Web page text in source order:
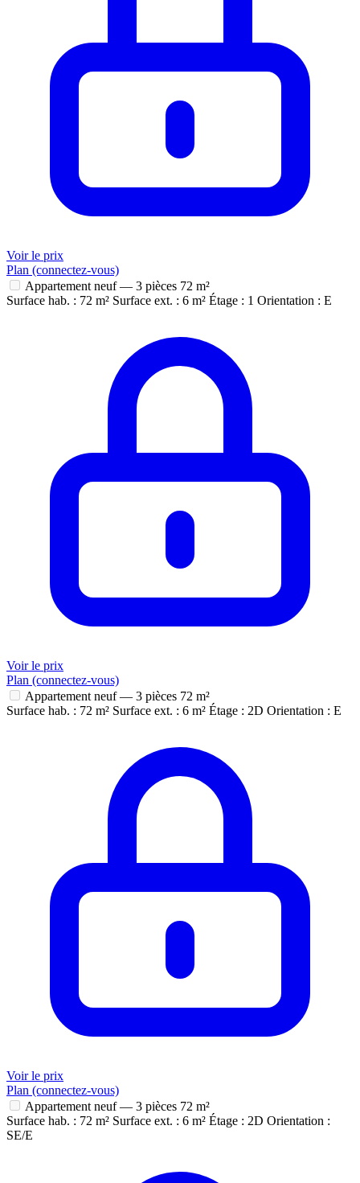
Voir le prix
Plan (connectez-vous)
Appartement neuf — 3 pièces 72 m²
Surface hab. : 72 m² Surface ext. : 6 m² Étage : 1 Orientation : E
Voir le prix
Plan (connectez-vous)
Appartement neuf — 3 pièces 72 m²
Surface hab. : 72 m² Surface ext. : 6 m² Étage : 2D Orientation : E
Voir le prix
Plan (connectez-vous)
Appartement neuf — 3 pièces 72 m²
Surface hab. : 72 m² Surface ext. : 6 m² Étage : 2D Orientation :
SE/E